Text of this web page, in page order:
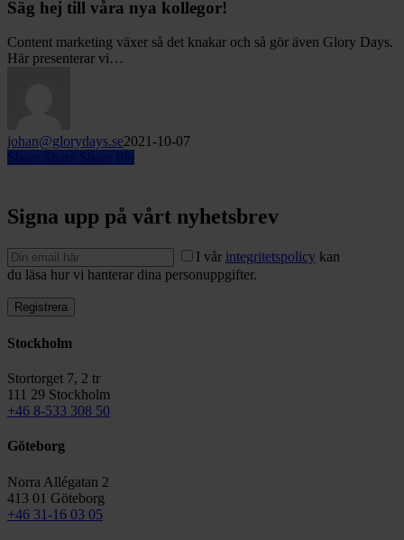
nya
Säg hej till våra nya kollegor!
Content marketing växer så det knakar och så gör även Glory Days.
Här presenterar vi…
johan@glorydays.se2021-10-07
Signa upp på vårt nyhetsbrev
I vår integritetspolicy kan
du läsa hur vi hanterar dina personuppgifter.
Stockholm
Stortorget 7, 2 tr
111 29 Stockholm
+46 8-533 308 50
Göteborg
Norra Allégatan 2
413 01 Göteborg
+46 31-16 03 05